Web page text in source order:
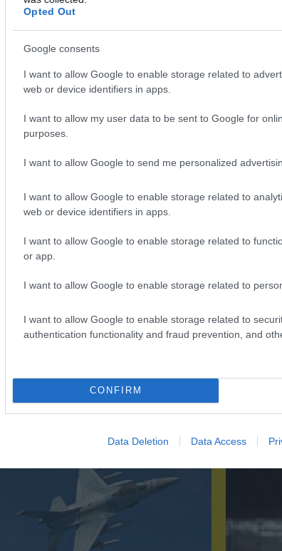
Opted Out
Google consents
I want to allow Google to enable storage related to
web or device identifiers in apps.
I want to allow my user data to be sent to Google for
purposes.
I want to allow Google to send me personalized
I want to allow Google to enable storage related to
web or device identifiers in apps.
I want to allow Google to enable storage related to
or app.
I want to allow Google to enable storage related to
I want to allow Google to enable storage related to
authentication functionality and fraud prevention, and
CONFIRM
Data Deletion Data Access